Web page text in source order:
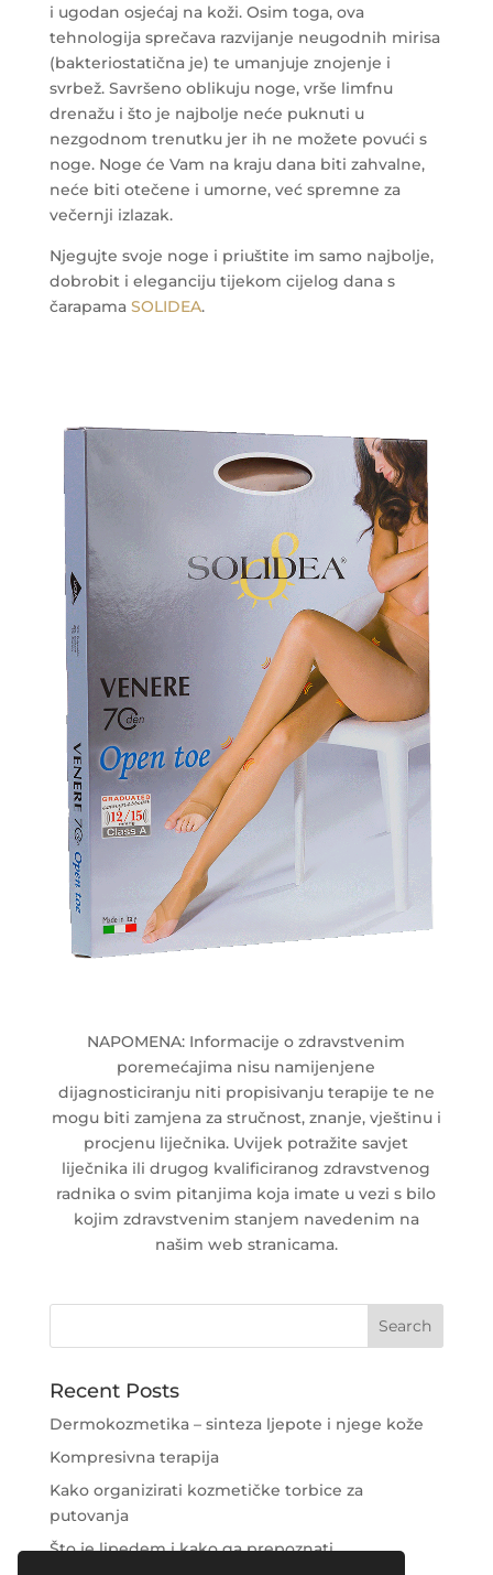
i ugodan osjećaj na koži. Osim toga, ova
tehnologija sprečava razvijanje neugodnih mirisa
(bakteriostatična je) te umanjuje znojenje i
svrbež. Savršeno oblikuju noge, vrše limfnu
drenažu i što je najbolje neće puknuti u
nezgodnom trenutku jer ih ne možete povući s
noge. Noge će Vam na kraju dana biti zahvalne,
neće biti otečene i umorne, već spremne za
večernji izlazak.
Njegujte svoje noge i priuštite im samo najbolje,
dobrobit i eleganciju tijekom cijelog dana s
čarapama SOLIDEA.
NAPOMENA: Informacije o zdravstvenim
poremećajima nisu namijenjene
dijagnosticiranju niti propisivanju terapije te ne
mogu biti zamjena za stručnost, znanje, vještinu i
procjenu liječnika. Uvijek potražite savjet
liječnika ili drugog kvalificiranog zdravstvenog
radnika o svim pitanjima koja imate u vezi s bilo
kojim zdravstvenim stanjem navedenim na
našim web stranicama.
Recent Posts
Dermokozmetika – sinteza ljepote i njege kože
Kompresivna terapija
Kako organizirati kozmetičke torbice za
putovanja
Što je lipedem i kako ga prepoznati